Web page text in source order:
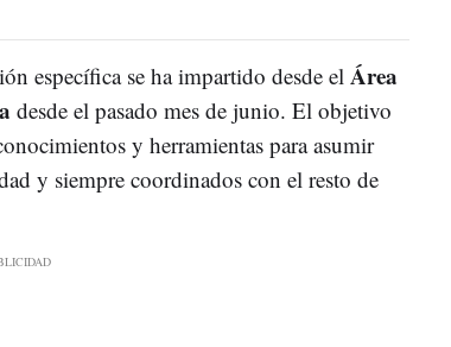
específica se ha impartido desde el Área
desde el pasado mes de junio. El objetivo
y herramientas para asumir
y siempre coordinados con el resto de